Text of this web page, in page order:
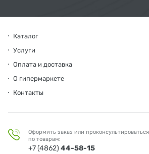
Каталог
Услуги
Оплата и доставка
О гипермаркете
Контакты
Оформить заказ или проконсультироваться
по товарам:
+7 (4862) 44-58-15